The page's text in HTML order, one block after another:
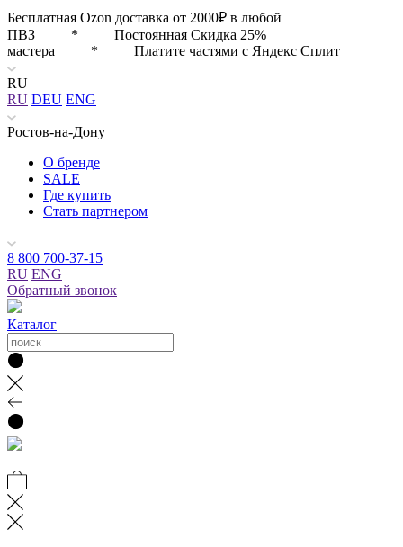
Бесплатная Ozon доставка от 2000₽ в любой
ПВЗ * Постоянная Скидка 25%
мастера * Платите частями с Яндекс Сплит
RU
RU DEU ENG
Ростов-на-Дону
О бренде
SALE
Где купить
Стать партнером
8 800 700-37-15
RU ENG
Обратный звонок
Каталог